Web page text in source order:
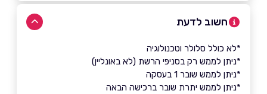
חשוב לדעת
*לא כולל סלולר וטכנולוגיה
*ניתן לממש רק בסניפי הרשת (לא באונליין)
*ניתן לממש שובר 1 בעסקה
*ניתן לממש יתרת שובר ברכישה הבאה